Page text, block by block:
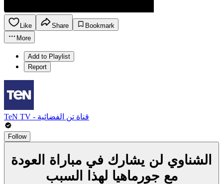
Like Share
Bookmark
More
Add to Playlist
Report
TeN TV - قناة تن الفضائية
Follow
الشناوي لن يشارك في مباراة العودة
مع جورماهيا لهذا السبب